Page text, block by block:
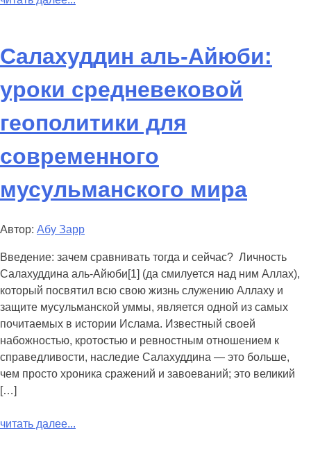
Салахуддин аль-Айюби:
уроки средневековой
геополитики для
современного
мусульманского мира
Автор: Абу Зарр
Введение: зачем сравнивать тогда и сейчас? Личность
Салахуддина аль-Айюби[1] (да смилуется над ним Аллах),
который посвятил всю свою жизнь служению Аллаху и
защите мусульманской уммы, является одной из самых
почитаемых в истории Ислама. Известный своей
набожностью, кротостью и ревностным отношением к
справедливости, наследие Салахуддина — это больше,
чем просто хроника сражений и завоеваний; это великий
[…]
читать далее...